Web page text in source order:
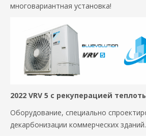
многовариантная установка!
2022 VRV 5 с рекуперацией
Оборудование, специально
декарбонизации коммерческих зданий.